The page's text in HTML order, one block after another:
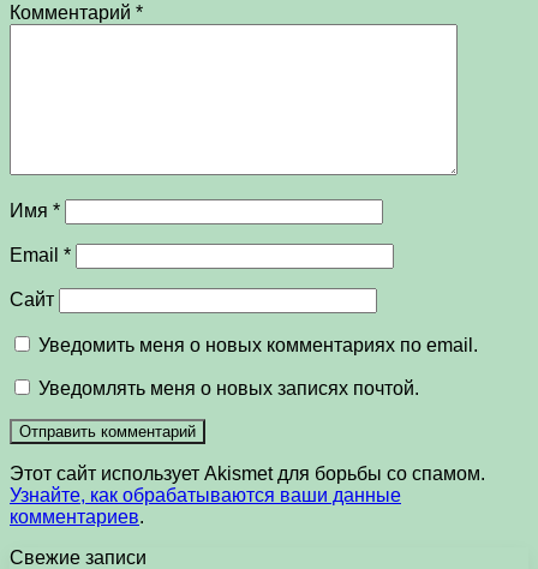
Комментарий *
Имя *
Email *
Сайт
Уведомить меня о новых комментариях по email.
Уведомлять меня о новых записях почтой.
Этот сайт использует Akismet для борьбы со спамом.
Узнайте, как обрабатываются ваши данные
комментариев.
Свежие записи